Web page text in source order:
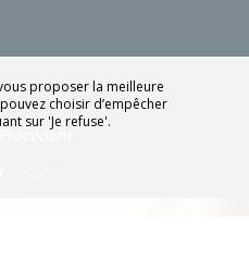
Précédent
proposer la meilleure
choisir d’empêcher
sur 'Je refuse'.